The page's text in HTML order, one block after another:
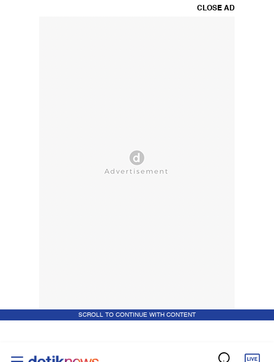
CLOSE AD
SCROLL TO CONTINUE WITH CONTENT